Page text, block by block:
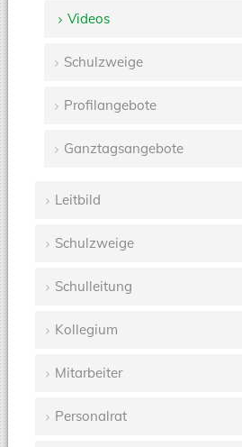
überspringen
Videos
Schulzweige
Profilangebote
Ganztagsangebote
Leitbild
Schulzweige
Schulleitung
Kollegium
Mitarbeiter
Personalrat